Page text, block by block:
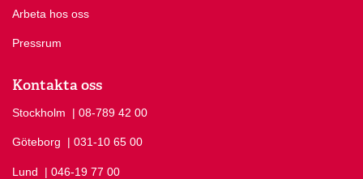
Arbeta hos oss
Pressrum
Kontakta oss
Stockholm Ring Stockholm på
| 08-789 42 00
Göteborg Ring Göteborg på
| 031-10 65 00
Lund Ring Lund på
| 046-19 77 00